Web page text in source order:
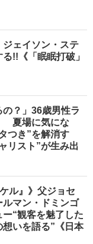
ジェイソン・ステ
!!《「眠眠打破」
の？」36歳男性ラ
夏場に気にな
つき”を解消す
リスト”が生み出
ル』》父ジョセ
マン・ドミンゴ
“観客を魅了した
いを語る”《日本